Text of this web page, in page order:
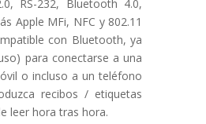
RS-232, Bluetooth 4.0,
Apple MFi, NFC y 802.11
con Bluetooth, ya
para conectarse a una
o incluso a un teléfono
recibos / etiquetas
leer hora tras hora.